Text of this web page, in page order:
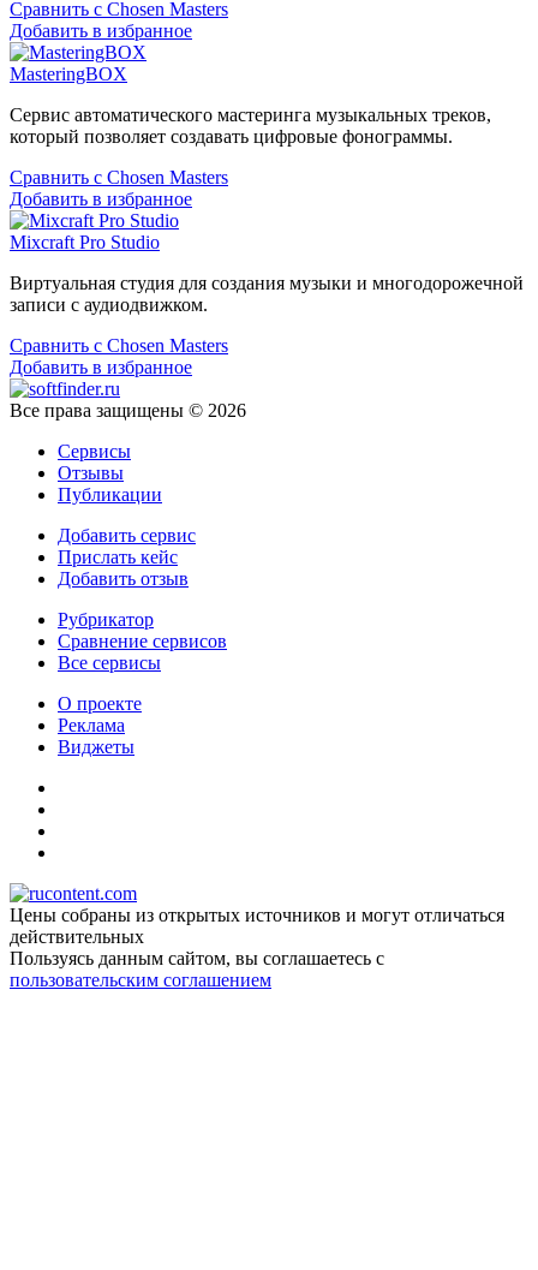
Сравнить с Chosen Masters
Добавить в избранное
MasteringBOX
Сервис автоматического мастеринга музыкальных треков,
который позволяет создавать цифровые фонограммы.
Сравнить с Chosen Masters
Добавить в избранное
Mixcraft Pro Studio
Виртуальная студия для создания музыки и многодорожечной
записи с аудиодвижком.
Сравнить с Chosen Masters
Добавить в избранное
Все права защищены © 2026
Сервисы
Отзывы
Публикации
Добавить сервис
Прислать кейс
Добавить отзыв
Рубрикатор
Сравнение сервисов
Все сервисы
О проекте
Реклама
Виджеты
Цены собраны из открытых источников и могут отличаться
действительных
Пользуясь данным сайтом, вы соглашаетесь c
пользовательским соглашением